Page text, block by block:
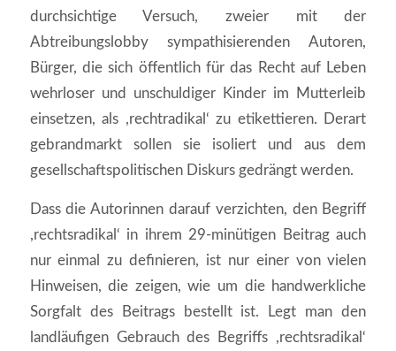
durchsichtige Versuch, zweier mit der
Abtreibungslobby sympathisierenden Autoren,
Bürger, die sich öffentlich für das Recht auf Leben
wehrloser und unschuldiger Kinder im Mutterleib
einsetzen, als ,rechtradikal‘ zu etikettieren. Derart
gebrandmarkt sollen sie isoliert und aus dem
gesellschaftspolitischen Diskurs gedrängt werden.
Dass die Autorinnen darauf verzichten, den Begriff
,rechtsradikal‘ in ihrem 29-minütigen Beitrag auch
nur einmal zu definieren, ist nur einer von vielen
Hinweisen, die zeigen, wie um die handwerkliche
Sorgfalt des Beitrags bestellt ist. Legt man den
landläufigen Gebrauch des Begriffs ,rechtsradikal‘